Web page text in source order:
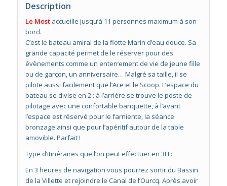
Description
Le Mostaccueille jusqu’à 11 personnes maximum à son
bord.
C’est le bateau amiral de la flotte Marin d’eau douce. Sa
grande capacité permet de le réserver pour des
évènements comme un enterrement de vie de jeune fille
ou de garçon, un anniversaire… Malgré sa taille, il se
pilote aussi facilement que l’Ace et le Scoop. L’espace du
bateau se divise en 2 : à l’arrière se trouve le poste de
pilotage avec une confortable banquette, à l’avant
l’espace est réservé pour le farniente, la séance
bronzage ainsi que pour l’apéritif autour de la table
amovible. Parfait !
Type d’itinéraires que l’on peut effectuer en 3H :
En 3 heures de navigation vous pourrez sortir du Bassin
de la Villette et rejoindre le Canal de l’Ourcq. Après avoir